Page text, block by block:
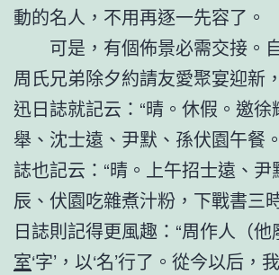
動的名人，不用再逐一先容了。
可是，有個佈景必需交接。
周氏兄弟除夕約請友愛聚宴迎新
迅日誌就記云：“晴。休假。邀
舉、沈士遠、尹默、孫伏園午餐
誌也記云：“晴。上午招士遠、
辰、伏園吃雜煮汁粉，下戰書三
日誌則記得更風趣：“周作人（他
室‘字’，以‘名’行了。從今以后，